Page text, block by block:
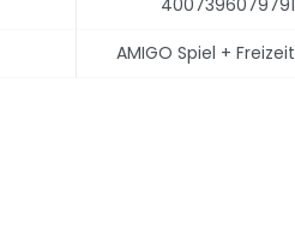
4007396079791
AMIGO Spiel + Freizeit